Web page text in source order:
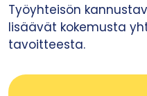
Työyhteisön
lisäävät kokemusta
tavoitteesta.